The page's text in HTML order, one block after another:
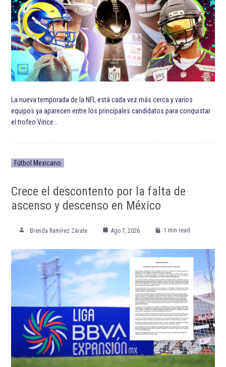
La nueva temporada de la NFL está cada vez más cerca y varios
equipos ya aparecen entre los principales candidatos para conquistar
el trofeo Vince…
Fútbol Mexicano
Crece el descontento por la falta de
ascenso y descenso en México
Brenda Ramírez Zárate Ago 7, 2026 1 min read